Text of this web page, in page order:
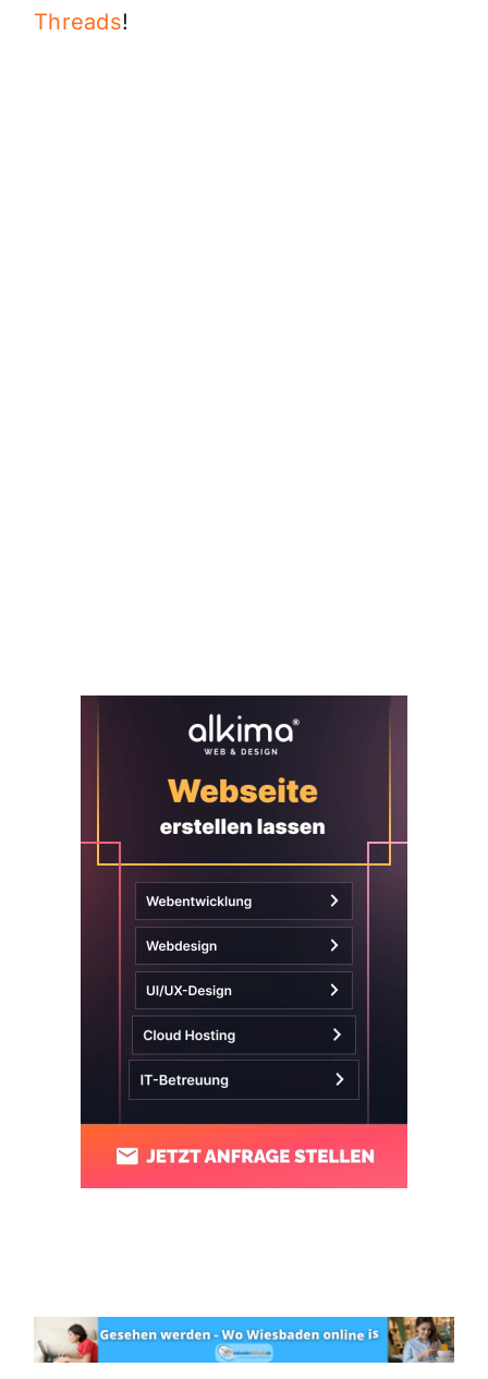
Threads!